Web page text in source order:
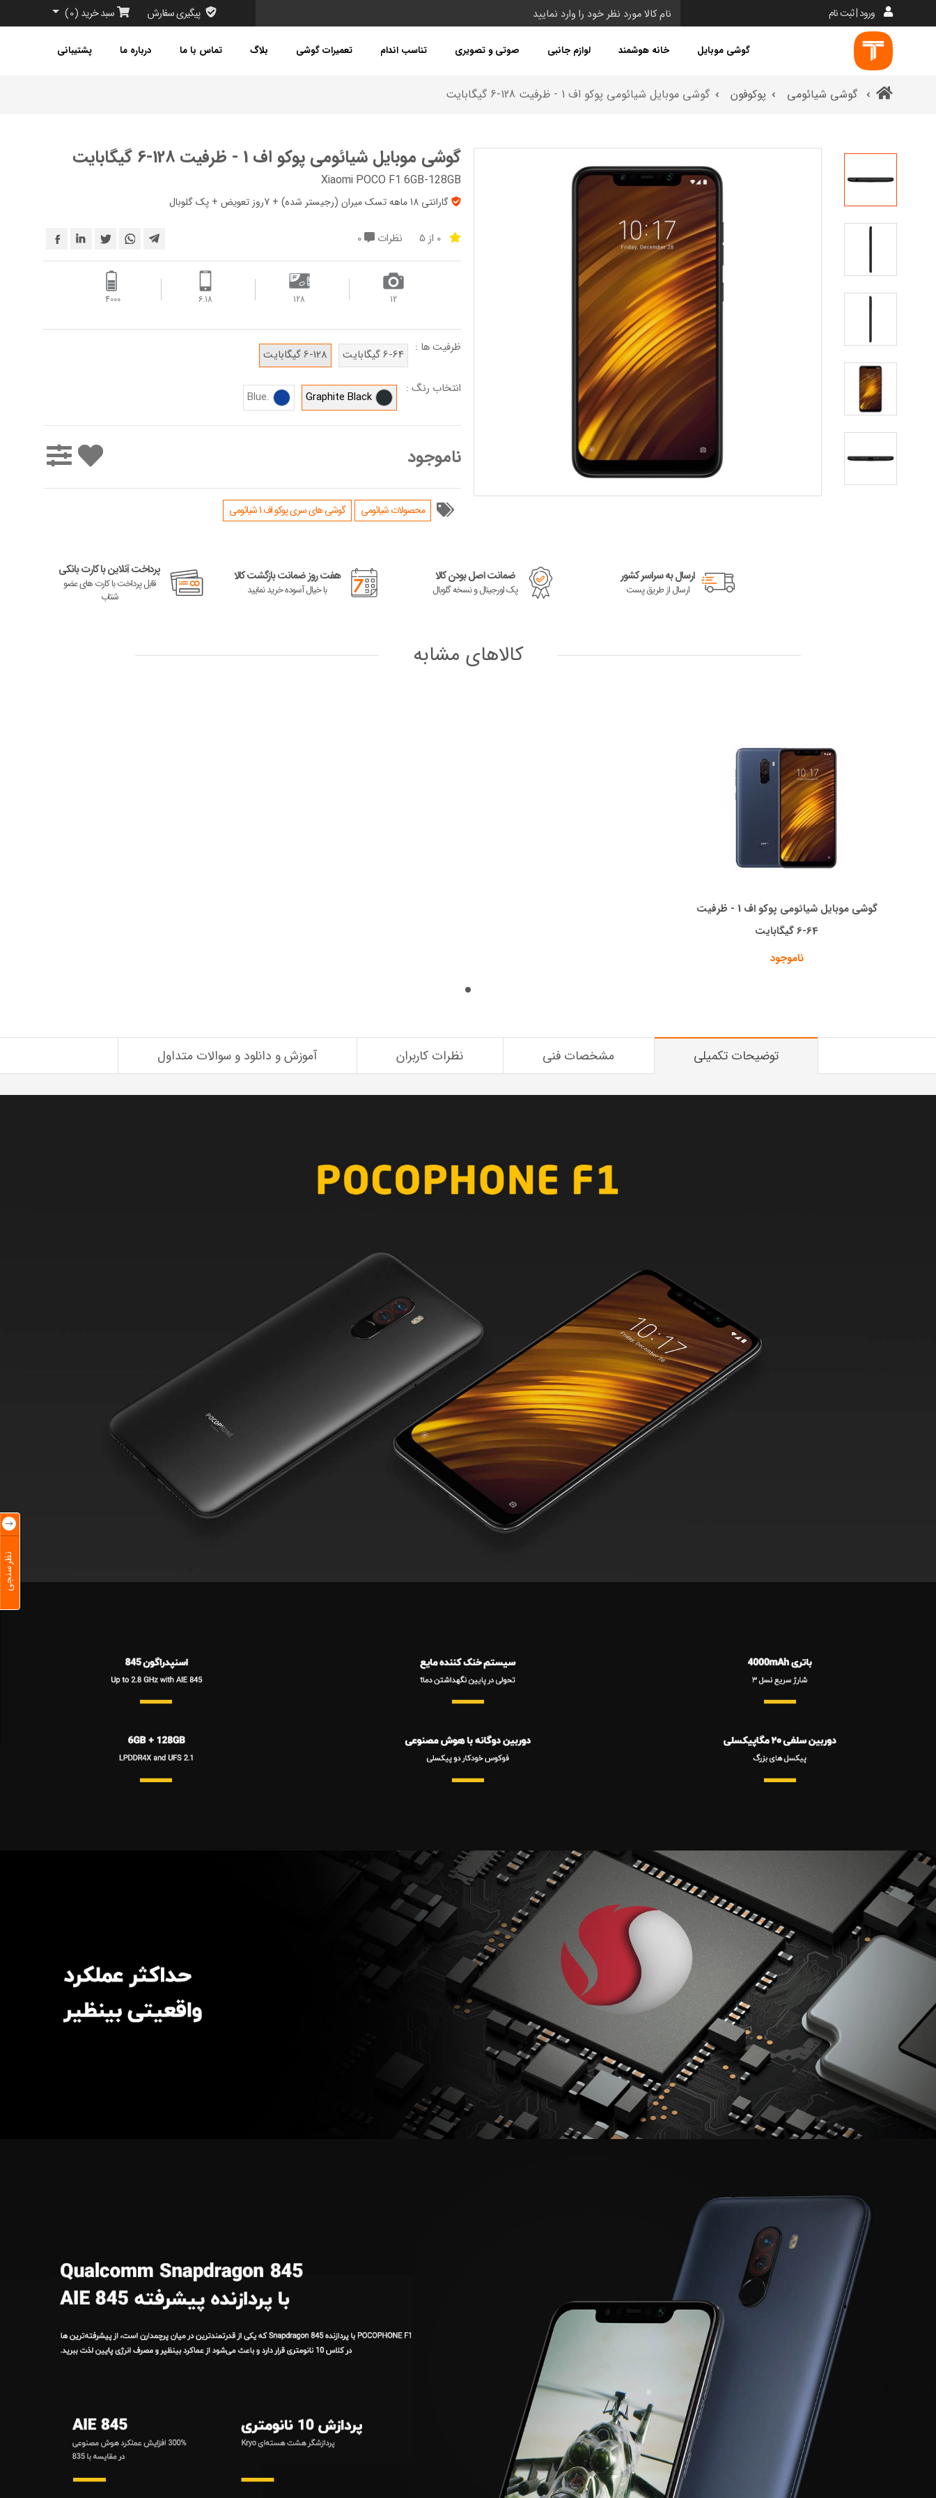
ورود | ثبت نام پیگیری سفارش سبد خرید (
0
)
گوشی موبایل خانه هوشمند لوازم جانبی صوتی و تصویری تناسب اندام تعمیرات گوشی بلاگ تماس با ما درباره ما پشتیبانی
گوشی شیائومی پوکوفون گوشی موبایل شیائومی پوکو اف 1 - ظرفیت 128-6 گیگابایت
گوشی موبایل شیائومی پوکو اف 1 - ظرفیت 128-6 گیگابایت
Xiaomi POCO F1 6GB-128GB
گارانتی 18 ماهه تسک میران (رجیستر شده) + 7روز تعویض + پک‌ گلوبال
0 از 5 نظرات
12
128
6.18
4000 ‌
ظرفیت ها : 6-64 گیگابایت 6-128 گیگابایت
انتخاب رنگ :
Graphite Black
.Blue
ناموجود
محصولات شیائومی گوشی های سری پوکو اف 1 شیائومی
ارسال به سراسر کشور
ارسال از طریق پست
ضمانت اصل بودن کالا
پک اورجینال و نسخه گلوبال
هفت روز ضمانت بازگشت کالا
با خیال آسوده خرید نمایید
پرداخت آنلاین با کارت بانکی
قابل پرداخت با کارت های عضو
شتاب
کالاهای مشابه
گوشی موبایل شیائومی پوکو اف 1 - ظرفیت
64-6 گیگابایت
ناموجود
توضیحات تکمیلی مشخصات فنی نظرات کاربران آموزش و دانلود و سوالات متداول
نظرسنجی